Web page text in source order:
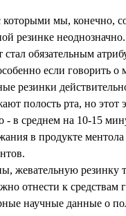
которыми мы, конечно,
резинке
стал обязательным
если говорить о
резинки
полость рта, но этот
- в среднем на 10-15
в продукте
резинку
отнести к средствам
научные данные о